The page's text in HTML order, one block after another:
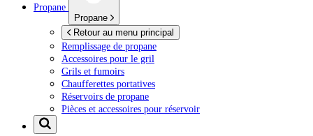
Propane
Propane
Retour au menu principal
Remplissage de propane
Accessoires pour le gril
Grils et fumoirs
Chaufferettes portatives
Réservoirs de propane
Pièces et accessoires pour réservoir